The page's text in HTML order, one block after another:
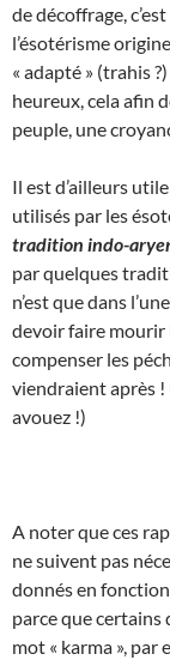
de décoffrage,
l’ésotérisme
« adapté » (trahis
heureux, cela afin
peuple, une
Il est d’ailleurs
utilisés par les
tradition indo-
par quelques
n’est que dans
devoir faire mourir
compenser les
viendraient après !
avouez !)
A noter que ces
ne suivent pas
donnés en
parce que certains
mot « karma », par